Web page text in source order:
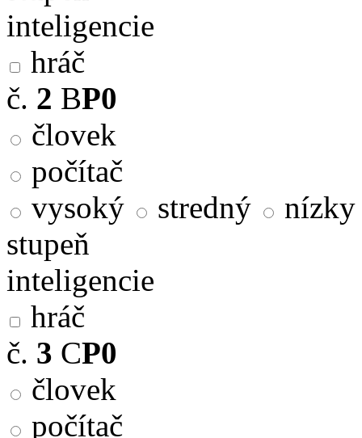
inteligencie
hráč
č. 2 BP0
človek
počítač
vysoký
stredný
nízky
stupeň
inteligencie
hráč
č. 3 CP0
človek
počítač